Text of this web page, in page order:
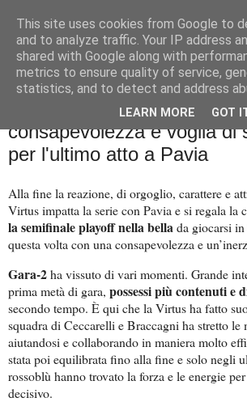
Palla al cerchio
venerdì 3 maggio 2024
Reazione Virtus:
consapevolezza e voglia di
per l'ultimo atto a Pavia
Alla fine la reazione, di orgoglio, carattere e
Virtus impatta la serie con Pavia e si regala la
la semifinale playoff nella bellada giocarsi
questa volta con una consapevolezza e
Gara-2ha vissuto di vari momenti. Grande
prima metà di gara, possessi più contenuti e
secondo tempo. È qui che la Virtus ha fatto
squadra di Ceccarelli e Braccagni ha stretto le
aiutandosi e collaborando in maniera molto
stata poi equilibrata fino alla fine e solo negli
rossoblù hanno trovato la forza e le energie
decisivo.
This site uses cookies from Google to
and to analyze traffic. Your IP address
shared with Google along with
metrics to ensure quality of service,
statistics, and to detect and address
LEARN MORE GOT